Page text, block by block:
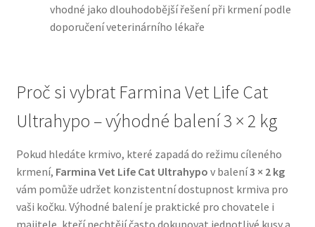
N&D Farmina pro psy — Italské holistic krmivo
Pamlsky pro psy
Pelíšky pro psy
Ortopedické pelíšky
Přepravky pro psy
vhodné jako dlouhodobější řešení při krmení podle
doporučení veterinárního lékaře
Proč si vybrat Farmina Vet Life Cat
Ultrahypo – výhodné balení 3 × 2 kg
Pokud hledáte krmivo, které zapadá do režimu cíleného
krmení, Farmina Vet Life Cat Ultrahypo v balení3 × 2 kg
vám pomůže udržet konzistentní dostupnost krmiva pro
vaši kočku. Výhodné balení je praktické pro chovatele i
majitele, kteří nechtějí často dokupovat jednotlivé kusy a